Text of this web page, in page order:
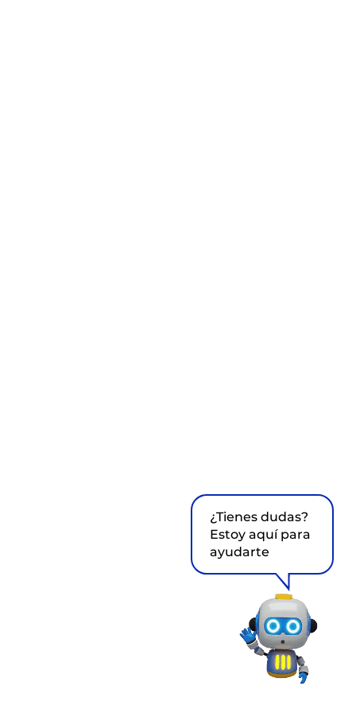
¿Tienes dudas?
Estoy aquí para
ayudarte